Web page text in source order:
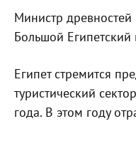
Министр древностей
Большой
Египет стремится
туристический
года. В этом году